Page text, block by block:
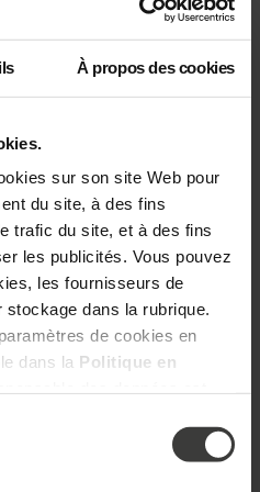
À propos des cookies
sur son site Web pour
du site, à des fins
trafic du site, et à des fins
les publicités. Vous pouvez
les fournisseurs de
dans la rubrique.
de cookies en
dans la Politique en
la
Politique de
une couronne d’automne en physalis
apportent une touche lumineuse